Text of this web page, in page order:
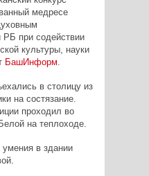
медресе
при содействии
культуры, науки
БашИнформ
в столицу из
на состязание.
проходил во
на теплоходе.
в здании